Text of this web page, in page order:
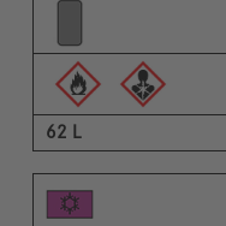
62 L